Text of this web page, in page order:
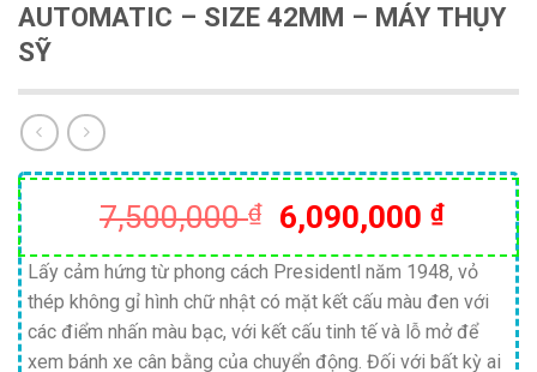
AUTOMATIC – SIZE 42MM – MÁY THỤY
SỸ
7,500,000₫
Giá
gốc
là:
7,500,000 ₫.
6,090,000 ₫Giá
hiện
tại
là:
Lấy cảm hứng từ phong cách Presidentl năm 1948, vỏ
thép không gỉ hình chữ nhật có mặt kết cấu màu đen với
các điểm nhấn màu bạc, với kết cấu tinh tế và lỗ mở để
xem bánh xe cân bằng của chuyển động. Đối với bất kỳ ai